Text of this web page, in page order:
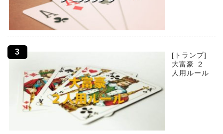
[トランプ]
大富豪 ２
人用ルール